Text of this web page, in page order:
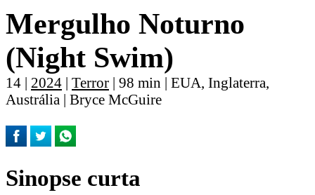
Mergulho Noturno
(Night Swim)
14 | 2024 | Terror | 98 min | EUA, Inglaterra,
Austrália | Bryce McGuire
Sinopse curta